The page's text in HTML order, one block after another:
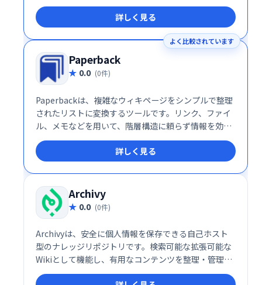
僚を招待して参加するか、すぐに編集を開始してくだ
さい。Wikiはプロトタイピングに最適です。
詳しく見る
よく比較されています
Paperback
0.0 (0件)
Paperbackは、複雑なウィキページをシンプルで整理
されたリストに変換するツールです。リンク、ファイ
ル、メモなどを用いて、階層構造に頼らず情報を効率
的に管理できます。 深い階層構造に悩むことなく、必
要な情報を簡単にアクセスできます。
詳しく見る
Archivy
0.0 (0件)
Archivyは、安全に個人情報を保存できる自己ホスト
型のナレッジリポジトリです。検索可能な拡張可能な
Wikiとして機能し、有用なコンテンツを整理・管理で
きます。 個人で利用し、知識の蓄積と活用を促進する